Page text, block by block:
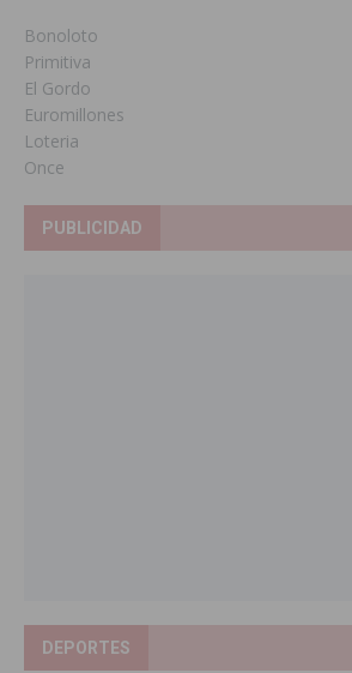
Bonoloto
Primitiva
El Gordo
Euromillones
Loteria
Once
PUBLICIDAD
DEPORTES